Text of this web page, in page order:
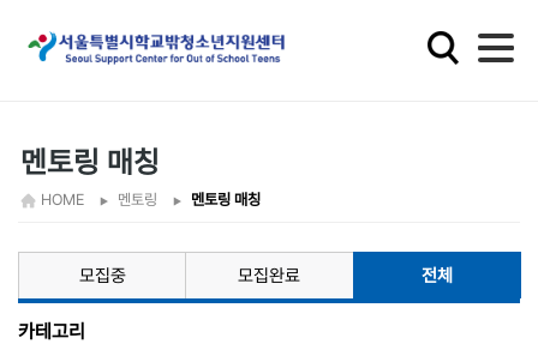
학
교
소
년
지
멘토링 매칭
HOME 멘토링 멘토링 매칭
모집중 모집완료 전체
카테고리